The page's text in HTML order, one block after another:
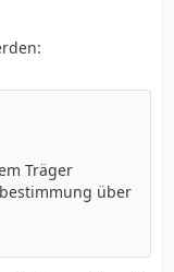
Träger
über